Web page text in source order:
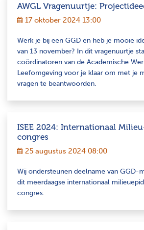
AWGL Vragenuurtje:
17 oktober 2024 13:00
Werk je bij een GGD en heb je mooie
van 13 november? In dit vragenuurtje
coördinatoren van de Academische
Leefomgeving voor je klaar om met je
vragen te beantwoorden.
ISEE 2024: Internationaal
congres
25 augustus 2024 08:00
Wij ondersteunen deelname van GGD-
dit meerdaagse internationaal
congres.